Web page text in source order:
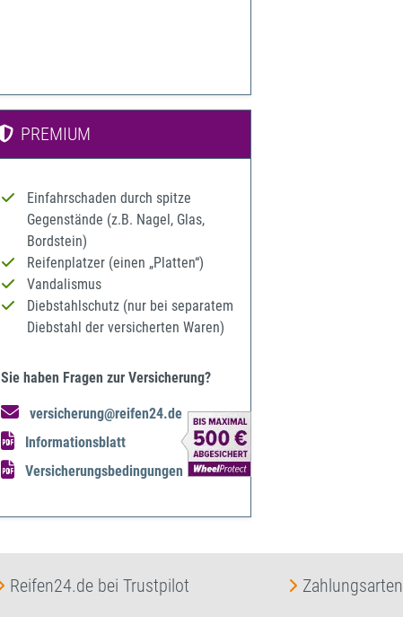
PREMIUM
Einfahrschaden durch spitze
Gegenstände (z.B. Nagel, Glas,
Bordstein)
Reifenplatzer (einen „Platten“)
Vandalismus
Diebstahlschutz (nur bei separatem
Diebstahl der versicherten Waren)
Sie haben Fragen zur Versicherung?
versicherung@reifen24.de
Informationsblatt
Versicherungsbedingungen
Reifen24.de bei Trustpilot Zahlungsarten